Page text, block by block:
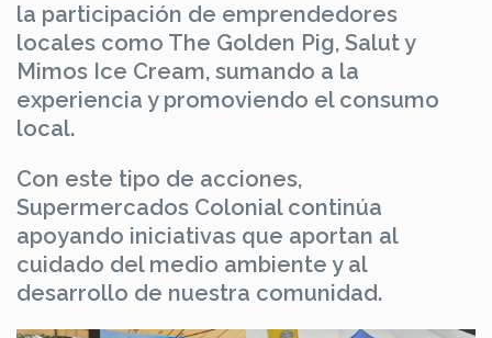
la participación de emprendedores
locales como The Golden Pig, Salut y
Mimos Ice Cream, sumando a la
experiencia y promoviendo el consumo
local.
Con este tipo de acciones,
Supermercados Colonial continúa
apoyando iniciativas que aportan al
cuidado del medio ambiente y al
desarrollo de nuestra comunidad.